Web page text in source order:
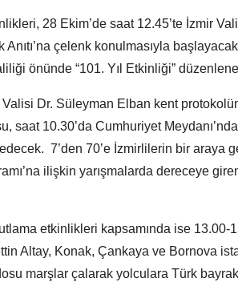
28 Ekim’de saat 12.45’te İzmir
Anıtı’na çelenk konulmasıyla
önünde “101. Yıl Etkinliği”
Dr. Süleyman Elban kent
saat 10.30’da Cumhuriyet
7’den 70’e İzmirlilerin bir araya
ilişkin yarışmalarda dereceye
etkinlikleri kapsamında ise 13.00-
Altay, Konak, Çankaya ve Bornova
marşlar çalarak yolculara Türk